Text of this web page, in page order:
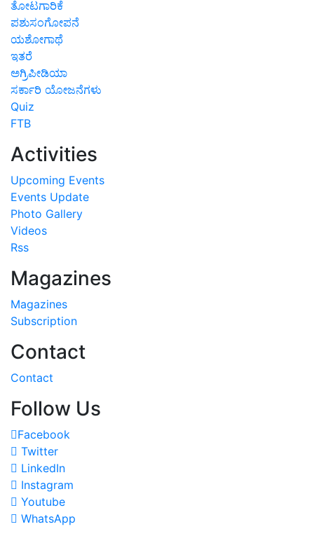
ತೋಟಗಾರಿಕೆ
ಪಶುಸಂಗೋಪನೆ
ಯಶೋಗಾಥೆ
ಇತರೆ
ಅಗ್ರಿಪೀಡಿಯಾ
ಸರ್ಕಾರಿ ಯೋಜನೆಗಳು
Quiz
FTB
Activities
Upcoming Events
Events Update
Photo Gallery
Videos
Rss
Magazines
Magazines
Subscription
Contact
Contact
Follow Us
Facebook
Twitter
LinkedIn
Instagram
Youtube
WhatsApp